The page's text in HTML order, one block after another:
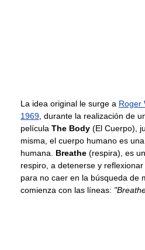
La idea original le surge a Roger
1969 , durante la realización de
película The Body (El Cuerpo),
misma, el cuerpo humano es una
humana. Breathe (respira), es
respiro, a detenerse y
para no caer en la búsqueda de
comienza con las líneas: